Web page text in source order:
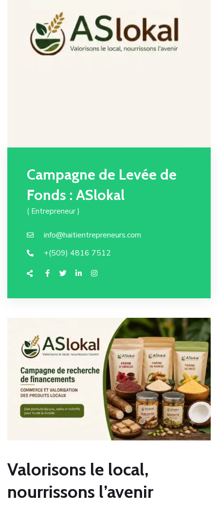
Campagne de Levée de
Fonds : ASlokal
( Entrepreneur )
info@haitientrepreneurs.com
+(509) 4816 7512
Valorisons le local,
nourrissons l’avenir